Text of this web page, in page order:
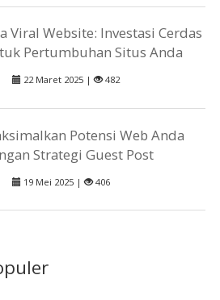
Viral Website: Investasi Cerdas
Pertumbuhan Situs Anda
22 Maret 2025 | 482
Potensi Web Anda
Strategi Guest Post
19 Mei 2025 | 406